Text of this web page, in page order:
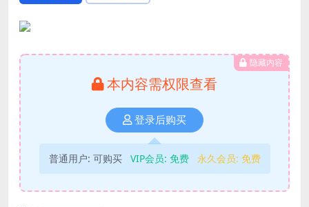
隐藏内容
本内容需权限查看
登录后购买
普通用户: 可购买 VIP会员: 免费 永久会员: 免费